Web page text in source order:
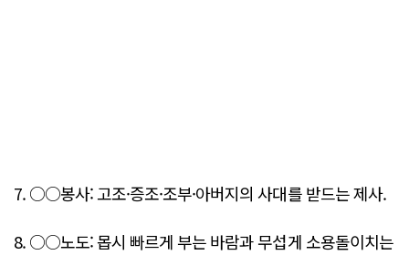
7. ○○봉사: 고조·증조·조부·아버지의 사대를 받드는 제사.
8. ○○노도: 몹시 빠르게 부는 바람과 무섭게 소용돌이치는